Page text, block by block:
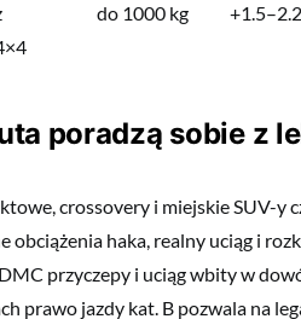
do 1000 kg
poradzą sobie z
crossovery i miejskie SUV-y
obciążenia haka, realny uciąg i
przyczepy i uciąg wbity w
prawo jazdy kat. B pozwala na